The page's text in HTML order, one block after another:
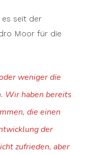
es seit der
Moor für die
weniger die
Wir haben bereits
die einen
der
zufrieden, aber